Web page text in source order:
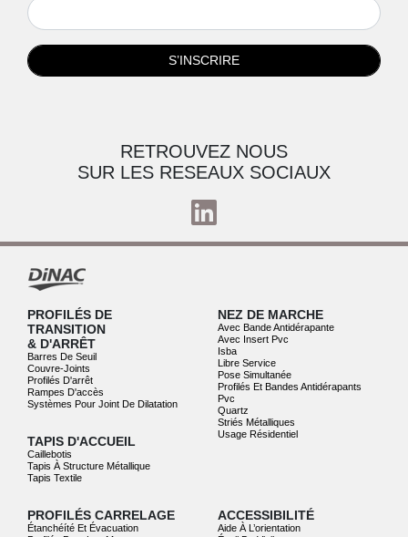
S’INSCRIRE
RETROUVEZ NOUS
SUR LES RESEAUX SOCIAUX
PROFILÉS DE
TRANSITION
& D'ARRÊT
Barres De Seuil
Couvre-Joints
Profilés D'arrêt
Rampes D'accès
Systèmes Pour Joint De Dilatation
TAPIS D'ACCUEIL
Caillebotis
Tapis À Structure Métallique
Tapis Textile
NEZ DE MARCHE
Avec Bande Antidérapante
Avec Insert Pvc
Isba
Libre Service
Pose Simultanée
Profilés Et Bandes Antidérapants
Pvc
Quartz
Striés Métalliques
Usage Résidentiel
PROFILÉS CARRELAGE
Étanchéíté Et Évacuation
ACCESSIBILITÉ
Aide À L’orientation